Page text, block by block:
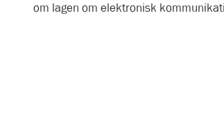
om lagen om elektronisk